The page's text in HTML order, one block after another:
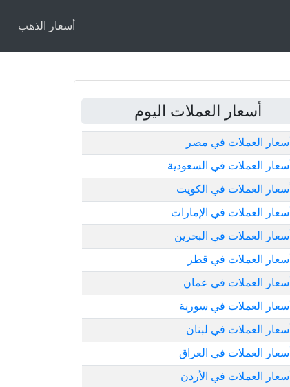
أسعار الذهب
أسعار العملات اليوم
أسعار العملات في مصر
أسعار العملات في السعودية
أسعار العملات في الكويت
أسعار العملات في الإمارات
أسعار العملات في البحرين
أسعار العملات في قطر
أسعار العملات في عمان
أسعار العملات في سورية
أسعار العملات في لبنان
أسعار العملات في العراق
أسعار العملات في الأردن